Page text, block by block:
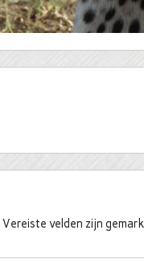
Vereiste velden zijn